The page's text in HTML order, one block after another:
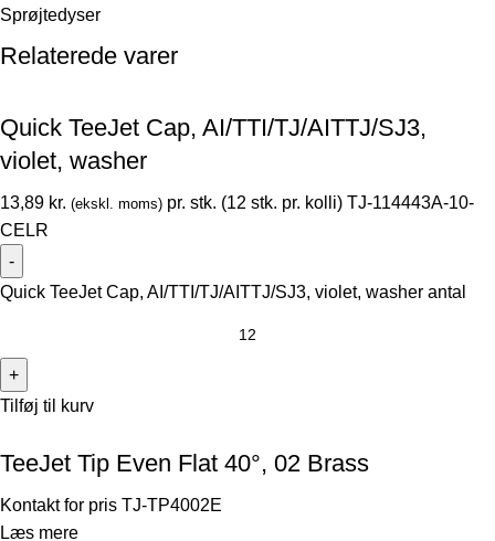
Sprøjtedyser
Relaterede varer
Quick TeeJet Cap, AI/TTI/TJ/AITTJ/SJ3,
violet, washer
13,89 kr. (ekskl. moms) pr. stk. (12 stk. pr. kolli) TJ-114443A-10-
CELR
Quick TeeJet Cap, AI/TTI/TJ/AITTJ/SJ3, violet, washer antal
Tilføj til kurv
TeeJet Tip Even Flat 40°, 02 Brass
Kontakt for pris TJ-TP4002E
Læs mere